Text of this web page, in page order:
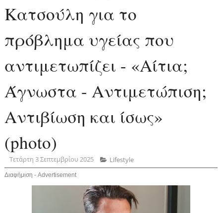
Κατσούλη για το
πρόβλημα υγείας που
αντιμετωπίζει - «Αίτια;
Άγνωστα - Αντιμετώπιση;
Αντιβίωση και ίσως»
(photo)
Τετάρτη 3 Σεπτεμβρίου 2025 Lifestyle
Διαφήμιση - Advertisement